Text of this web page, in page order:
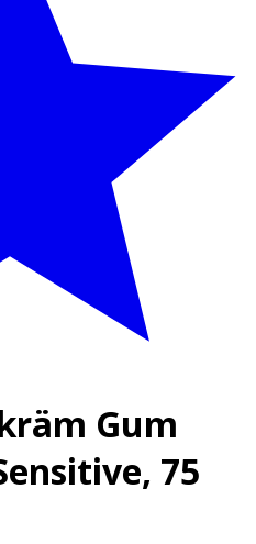
Gum
75